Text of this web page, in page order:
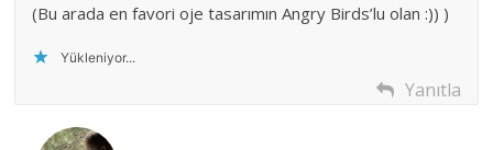
(Bu arada en favori oje tasarımın Angry Birds’lu olan :)) )
Yükleniyor...
Yanıtla